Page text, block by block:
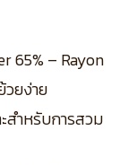
65% – Rayon
วยง่าย
สำหรับการสวม